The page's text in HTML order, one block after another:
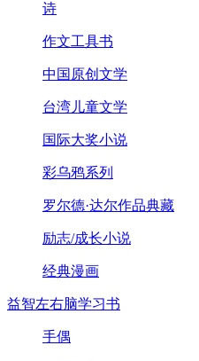
诗
作文工具书
中国原创文学
台湾儿童文学
国际大奖小说
彩乌鸦系列
罗尔德·达尔作品典藏
励志/成长小说
经典漫画
益智左右脑学习书
手偶